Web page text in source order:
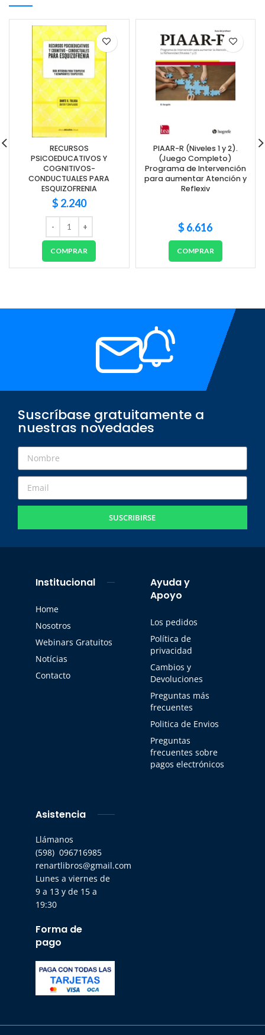
RECURSOS
PSICOEDUCATIVOS Y
COGNITIVOS-
CONDUCTUALES PARA
ESQUIZOFRENIA
$ 2.240
COMPRAR
PIAAR-R (Niveles 1 y 2).
(Juego Completo)
Programa de Intervención
para aumentar Atención y
Reflexiv
$ 6.616
COMPRAR
Suscríbase gratuitamente a
nuestras novedades
SUSCRIBIRSE
Institucional
Home
Nosotros
Webinars Gratuitos
Notícias
Contacto
Ayuda y
Apoyo
Los pedidos
Política de
privacidad
Cambios y
Devoluciones
Preguntas más
frecuentes
Politica de Envios
Preguntas
frecuentes sobre
pagos electrónicos
Asistencia
Llámanos
(598) 096716985
renartlibros@gmail.com
Lunes a viernes de
9 a 13 y de 15 a
19:30
Forma de
pago